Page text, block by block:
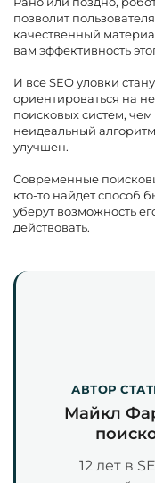
позволит
качественный
вам эффективность
И все SEO уловки
ориентироваться на
поисковых систем, чем
неидеальный
улучшен.
Современные
кто-то найдет способ
уберут возможность
действовать.
АВТОР
Майкл
12 лет в